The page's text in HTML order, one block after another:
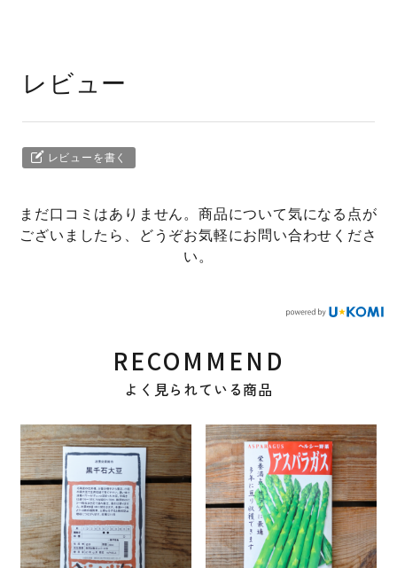
レビュー
レビューを書く
まだ口コミはありません。商品について気になる点が
ございましたら、どうぞお気軽にお問い合わせくださ
い。
RECOMMEND
よく見られている商品